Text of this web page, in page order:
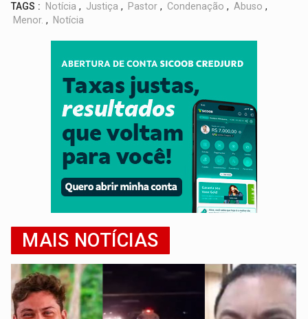
TAGS : Notícia , Justiça , Pastor , Condenação , Abuso ,
Menor. , Notícia
MAIS NOTÍCIAS